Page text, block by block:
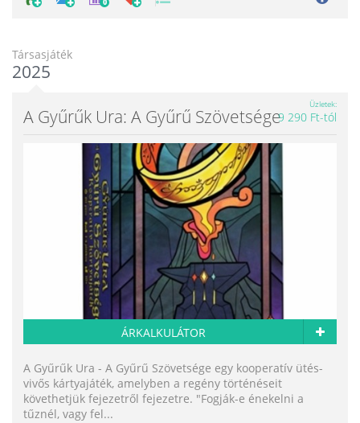
Társasjáték
2025
A Gyűrűk Ura: A Gyűrű Szövetsége
Üzletek
9 290 Ft-tól
ÁRKALKULÁTOR
A Gyűrűk Ura - A Gyűrű Szövetsége egy kooperatív ütés-
vivős kártyajáték, amelyben a regény történéseit
követhetjük fejezetről fejezetre. "Fogják-e énekelni a
tűznél, vagy fel...